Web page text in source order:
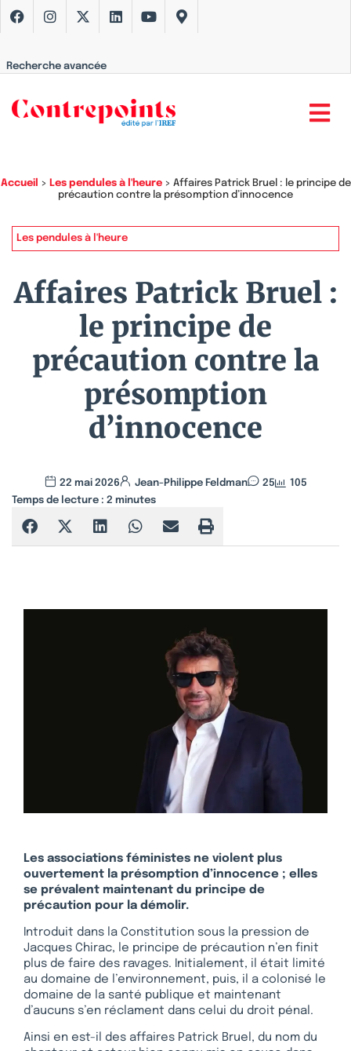
Recherche avancée
Accueil > Les pendules à l'heure> Affaires Patrick Bruel : le principe de
précaution contre la présomption d’innocence
Les pendules à l'heure
Affaires Patrick Bruel :
le principe de
précaution contre la
présomption
d’innocence
22 mai 2026 Jean-Philippe Feldman 25
105
Temps de lecture : 2 minutes
Les associations féministes ne violent plus
ouvertement la présomption d’innocence ; elles
se prévalent maintenant du principe de
précaution pour la démolir.
Introduit dans la Constitution sous la pression de
Jacques Chirac, le principe de précaution n’en finit
plus de faire des ravages. Initialement, il était limité
au domaine de l’environnement, puis, il a colonisé le
domaine de la santé publique et maintenant
d’aucuns s’en réclament dans celui du droit pénal.
Ainsi en est-il des affaires Patrick Bruel, du nom du